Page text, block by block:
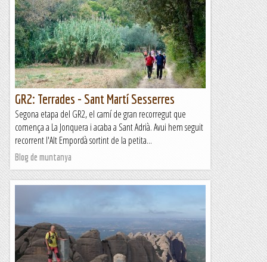
Una nova etapa del GR2, el camí de gran recorregut que
comença a la Jonquera i acaba a Sant Adrià de Besòs. Avui
hem deixat enrere l’Alt Empordà i hem entrat a la...
Blog de muntanya
GR2: Terrades - Sant Martí Sesserres
Segona etapa del GR2, el camí de gran recorregut que
comença a La Jonquera i acaba a Sant Adrià. Avui hem seguit
recorrent l'Alt Empordà sortint de la petita...
Blog de muntanya